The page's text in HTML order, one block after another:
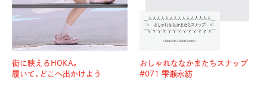
街に映えるHOKA。
履いて、どこへ出かけよう
おしゃれななかまたちスナップ
#071 雫瀬永紡